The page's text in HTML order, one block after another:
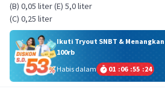
(B) 0,05 liter (E) 5,0 liter
(C) 0,25 liter
Ikuti Tryout SNBT &
100rb
Habis dalam
01 :06 :55 :24